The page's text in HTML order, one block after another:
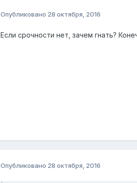
Опубликовано 28 октября, 2016
Если срочности нет, зачем гнать?
Опубликовано 28 октября, 2016